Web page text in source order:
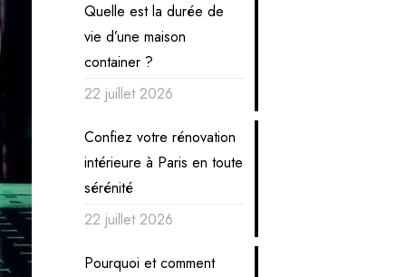
Quelle est la durée de
vie d’une maison
container ?
22 juillet 2026
Confiez votre rénovation
intérieure à Paris en toute
sérénité
22 juillet 2026
Pourquoi et comment